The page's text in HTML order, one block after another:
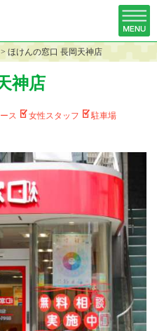
> ほけんの窓口 長岡天神店
神店
ス 女性スタッフ
駐車場